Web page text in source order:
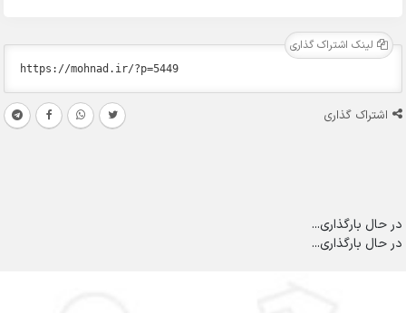
لینک اشتراک گذاری
اشتراک گذاری
در حال بارگذاری...
در حال بارگذاری...